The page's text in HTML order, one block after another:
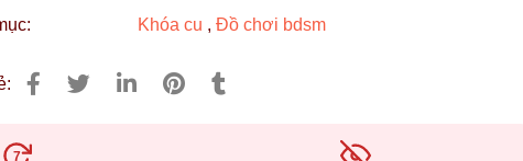
Khóa cu ,Đồ chơi bdsm
7